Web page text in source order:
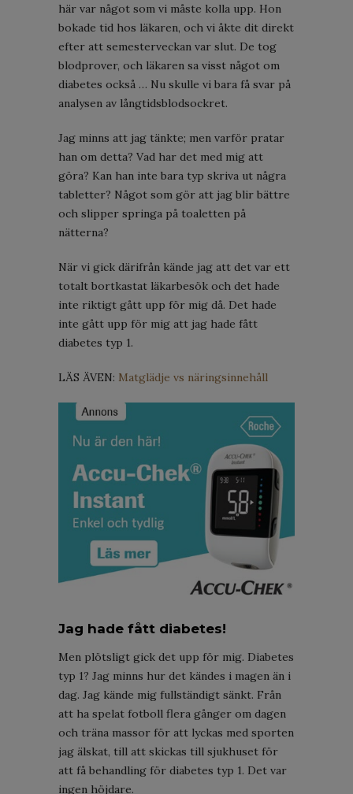
här var något som vi måste kolla upp. Hon
bokade tid hos läkaren, och vi åkte dit direkt
efter att semesterveckan var slut. De tog
blodprover, och läkaren sa visst något om
diabetes också … Nu skulle vi bara få svar på
analysen av långtidsblodsockret.
Jag minns att jag tänkte; men varför pratar
han om detta? Vad har det med mig att
göra? Kan han inte bara typ skriva ut några
tabletter? Något som gör att jag blir bättre
och slipper springa på toaletten på
nätterna?
När vi gick därifrån kände jag att det var ett
totalt bortkastat läkarbesök och det hade
inte riktigt gått upp för mig då. Det hade
inte gått upp för mig att jag hade fått
diabetes typ 1.
LÄS ÄVEN: Matglädje vs näringsinnehåll
Jag hade fått diabetes!
Men plötsligt gick det upp för mig. Diabetes
typ 1? Jag minns hur det kändes i magen än i
dag. Jag kände mig fullständigt sänkt. Från
att ha spelat fotboll flera gånger om dagen
och träna massor för att lyckas med sporten
jag älskat, till att skickas till sjukhuset för
att få behandling för diabetes typ 1. Det var
ingen höjdare.